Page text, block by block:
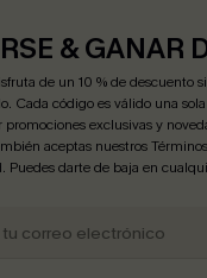
& GANAR
de un 10 % de descuento
Cada código es válido una
exclusivas y
aceptas nuestros
. Puedes darte de baja en